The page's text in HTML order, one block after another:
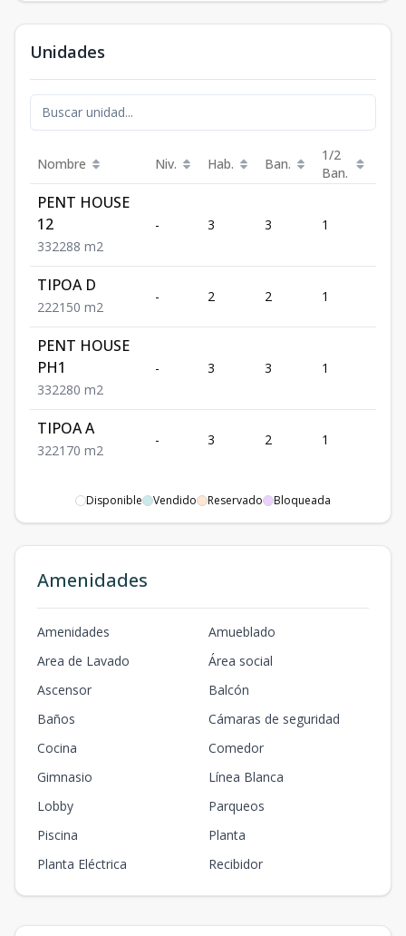
Unidades
Nombre Niv. Hab. Ban.
1/2
Ban.
PENT HOUSE
12
332288 m2
- 3 3 1
TIPOA D
222150 m2
- 2 2 1
PENT HOUSE
PH1
332280 m2
- 3 3 1
TIPOA A
322170 m2
- 3 2 1
Disponible Vendido Reservado Bloqueada
Amenidades
Amenidades
Amueblado
Area de Lavado
Área social
Ascensor
Balcón
Baños
Cámaras de seguridad
Cocina
Comedor
Gimnasio
Línea Blanca
Lobby
Parqueos
Piscina
Planta
Planta Eléctrica
Recibidor